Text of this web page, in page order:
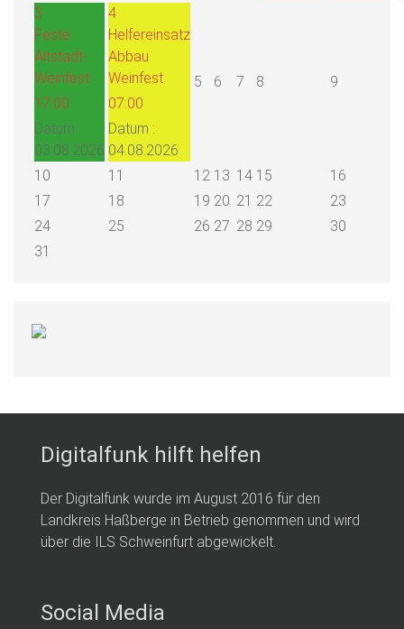
3
Feste
Altstadt-
Weinfest
17:00
Datum :
03.08.2026
4
Helfereinsatz
Abbau
Weinfest
07:00
Datum :
04.08.2026
5 6 7 8 9
10 11 12 13 14 15
16
17
18 19 20 21 22
23
24
25 26 27 28 29
30
31
Digitalfunk hilft helfen
Der Digitalfunk wurde im August 2016 für den
Landkreis Haßberge in Betrieb genommen und wird
über die ILS Schweinfurt abgewickelt.
Social Media